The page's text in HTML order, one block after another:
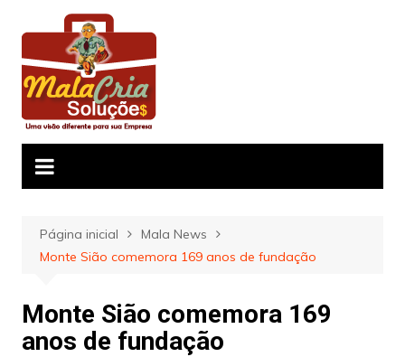
para
conteúdo
Página inicial
Mala News
Monte Sião comemora 169 anos de fundação
Monte Sião comemora 169
anos de fundação